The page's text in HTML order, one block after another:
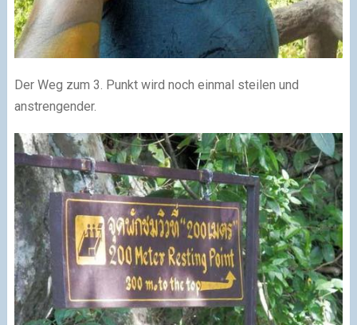
Der Weg zum 3. Punkt wird noch einmal steilen und
anstrengender.